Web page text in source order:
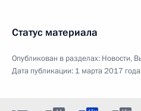
Статус материала
Опубликован в разделах: Новости,
Дата публикации: 1 марта 2017